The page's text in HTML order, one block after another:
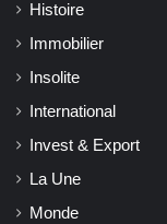
Histoire
Immobilier
Insolite
International
Invest & Export
La Une
Monde